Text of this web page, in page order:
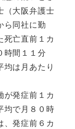
（大阪弁護士
ら同社に勤
死亡直前１カ
時間１１分
は月あたり
発症前１カ
均で月８０時
、発症前６カ